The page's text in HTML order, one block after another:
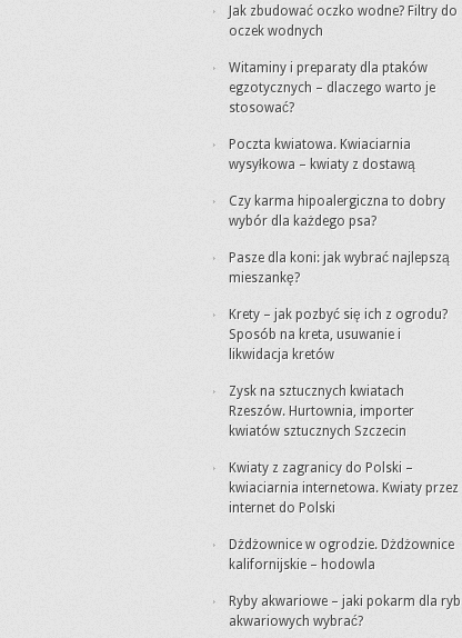
Jak zbudować oczko wodne? Filtry do
oczek wodnych
Witaminy i preparaty dla ptaków
egzotycznych – dlaczego warto je
stosować?
Poczta kwiatowa. Kwiaciarnia
wysyłkowa – kwiaty z dostawą
Czy karma hipoalergiczna to dobry
wybór dla każdego psa?
Pasze dla koni: jak wybrać najlepszą
mieszankę?
Krety – jak pozbyć się ich z ogrodu?
Sposób na kreta, usuwanie i
likwidacja kretów
Zysk na sztucznych kwiatach
Rzeszów. Hurtownia, importer
kwiatów sztucznych Szczecin
Kwiaty z zagranicy do Polski –
kwiaciarnia internetowa. Kwiaty przez
internet do Polski
Dżdżownice w ogrodzie. Dżdżownice
kalifornijskie – hodowla
Ryby akwariowe – jaki pokarm dla ryb
akwariowych wybrać?